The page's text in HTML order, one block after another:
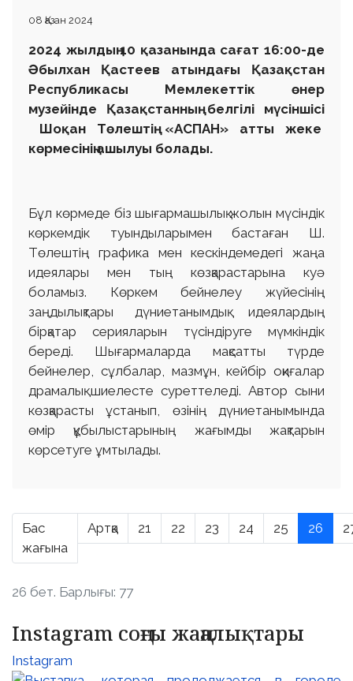
08 Қазан 2024
2024 жылдың 10 қазанында сағат 16:00-де
Әбылхан Қастеев атындағы Қазақстан
Республикасы Мемлекеттік өнер
музейінде Қазақстанның белгілі мүсіншісі
Шоқан Төлештің «АСПАН» атты жеке
көрмесінің ашылуы болады.
Бұл көрмеде біз шығармашылық жолын мүсіндік
көркемдік туындыларымен бастаған Ш.
Төлештің графика мен кескіндемедегі жаңа
идеялары мен тың көзқарастарына куә
боламыз. Көркем бейнелеу жүйесінің
заңдылықтары дүниетанымдық идеялардың
бірқатар серияларын түсіндіруге мүмкіндік
береді. Шығармаларда мақсатты түрде
бейнелер, сұлбалар, мазмұн, кейбір оқиғалар
драмалық шиелесте суреттеледі. Автор сыни
көзқарасты ұстанып, өзінің дүниетанымында
өмір құбылыстарының жағымды жақтарын
көрсетуге ұмтылады.
Бас
жағына
Артқа 21 22 23 24 25 26
26 бет. Барлығы: 77
Instagram соңғы жаңалықтары
Instagram